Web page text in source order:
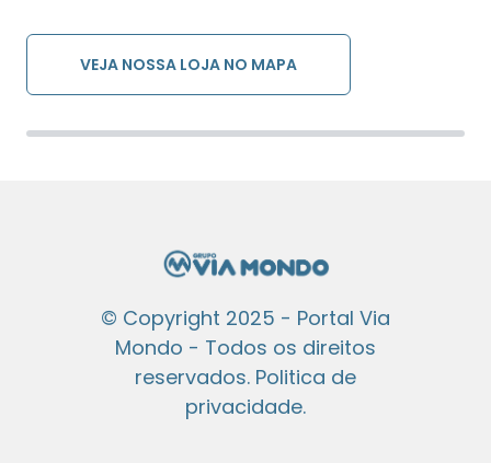
VEJA NOSSA LOJA NO MAPA
© Copyright 2025 - Portal Via
Mondo - Todos os direitos
reservados. Politica de
privacidade.